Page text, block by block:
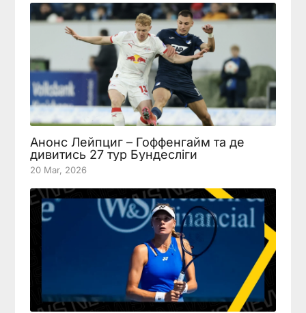
Анонс Лейпциг – Гоффенгайм та де
дивитись 27 тур Бундесліги
20 Mar, 2026